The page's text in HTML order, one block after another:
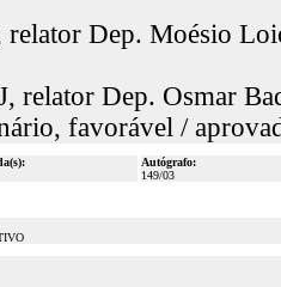
Dep. Moésio
relator Dep. Osmar
favorável /
Autógrafo:
149/03